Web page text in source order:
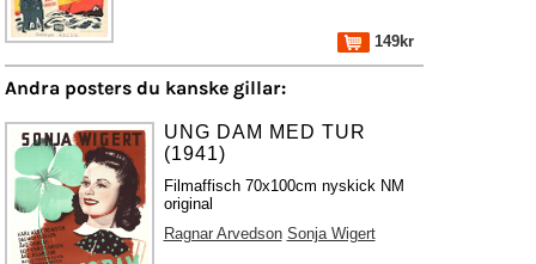
149kr
Andra posters du kanske gillar:
UNG DAM MED TUR
(1941)
Filmaffisch 70x100cm nyskick NM
original
Ragnar Arvedson Sonja Wigert